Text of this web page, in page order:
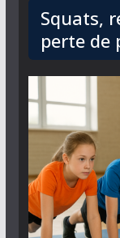
Squats,
perte de